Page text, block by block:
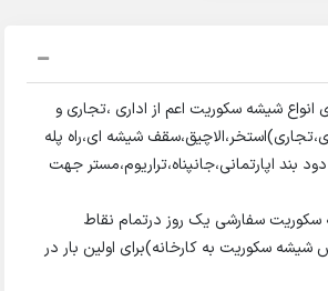
شیشه سکوریت اعم از اداری ،تجاری و
شیشه ای،راه پله
بند اپارتمانی،جانپناه،تراریوم،مستر جهت
سفارشی یک روز درتمام نقاط
شیشه سکوریت به کارخانه)برای اولین بار در